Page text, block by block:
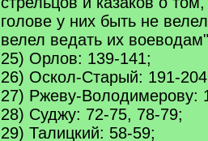
голове у них быть не
велел ведать их
25) Орлов: 139-141;
26) Оскол-Старый: 191-
27) Ржеву-Володимерову:
28) Суджу: 72-75, 78-79;
29) Талицкий: 58-59;